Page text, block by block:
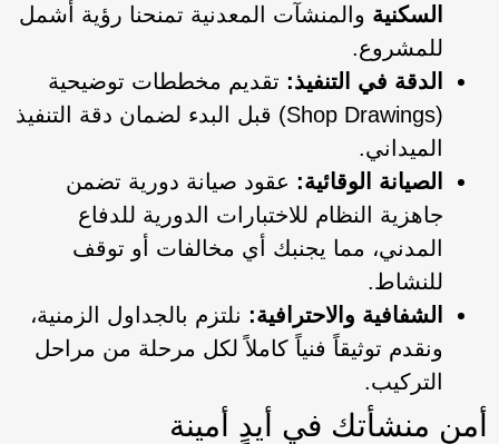
السكنية والمنشآت المعدنية تمنحنا رؤية أشمل
للمشروع.
الدقة في التنفيذ: تقديم مخططات توضيحية
(Shop Drawings) قبل البدء لضمان دقة التنفيذ
الميداني.
الصيانة الوقائية: عقود صيانة دورية تضمن
جاهزية النظام للاختبارات الدورية للدفاع
المدني، مما يجنبك أي مخالفات أو توقف
للنشاط.
الشفافية والاحترافية: نلتزم بالجداول الزمنية،
ونقدم توثيقاً فنياً كاملاً لكل مرحلة من مراحل
التركيب.
أمن منشأتك في أيدٍ أمينة